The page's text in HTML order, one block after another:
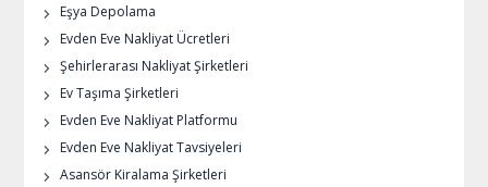
Eşya Depolama
Evden Eve Nakliyat Ücretleri
Şehirlerarası Nakliyat Şirketleri
Ev Taşıma Şirketleri
Evden Eve Nakliyat Platformu
Evden Eve Nakliyat Tavsiyeleri
Asansör Kiralama Şirketleri